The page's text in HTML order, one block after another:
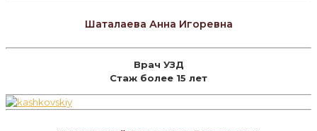
Шаталаева Анна Игоревна
Врач УЗД
Стаж более 15 лет